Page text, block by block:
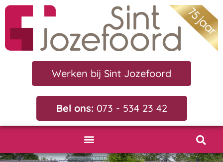
Werken bij Sint Jozefoord
Bel ons: 073 - 534 23 42